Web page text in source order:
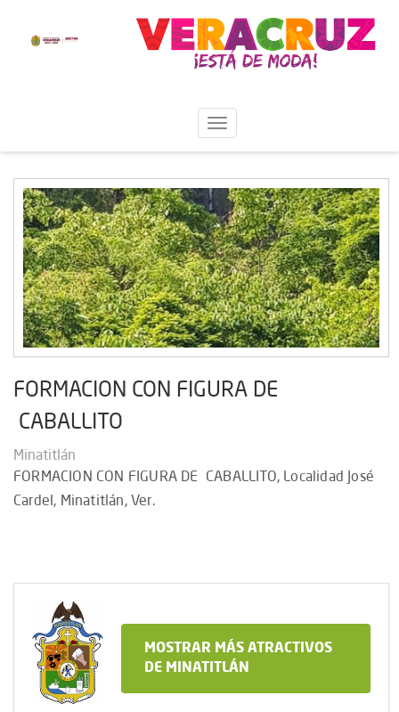
FORMACION CON FIGURA DE
CABALLITO
Minatitlán
FORMACION CON FIGURA DE CABALLITO, Localidad José
Cardel, Minatitlán, Ver.
MOSTRAR MÁS ATRACTIVOS
DE MINATITLÁN